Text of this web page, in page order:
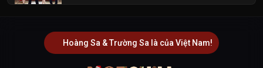
Hoàng Sa & Trường Sa là của Việt Nam!